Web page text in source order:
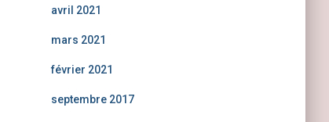
avril 2021
mars 2021
février 2021
septembre 2017